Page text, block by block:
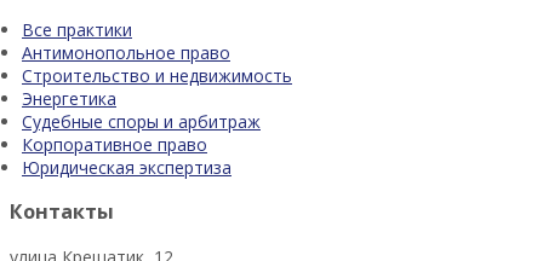
Все практики
Антимонопольное право
Строительство и недвижимость
Энергетика
Судебные споры и арбитраж
Корпоративное право
Юридическая экспертиза
Контакты